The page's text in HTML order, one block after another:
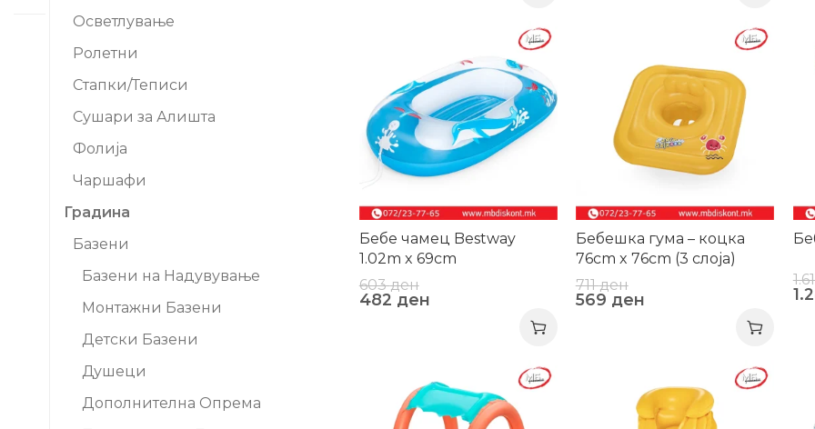
Осветлување
Ролетни
Стапки/Теписи
Сушари за Алишта
Фолија
Чаршафи
Градина
Базени
Базени на Надувување
Монтажни Базени
Детски Базени
Душеци
Дополнителна Опрема
Бебе чамец Bestway
1.02m x 69cm
603ден
482 ден
Бебешка гума – коцка
76cm x 76cm (3 слоја)
711ден
569 ден